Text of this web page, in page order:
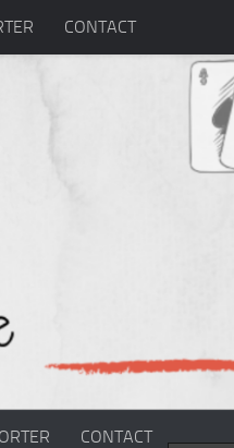
CONTACT
CONTACT